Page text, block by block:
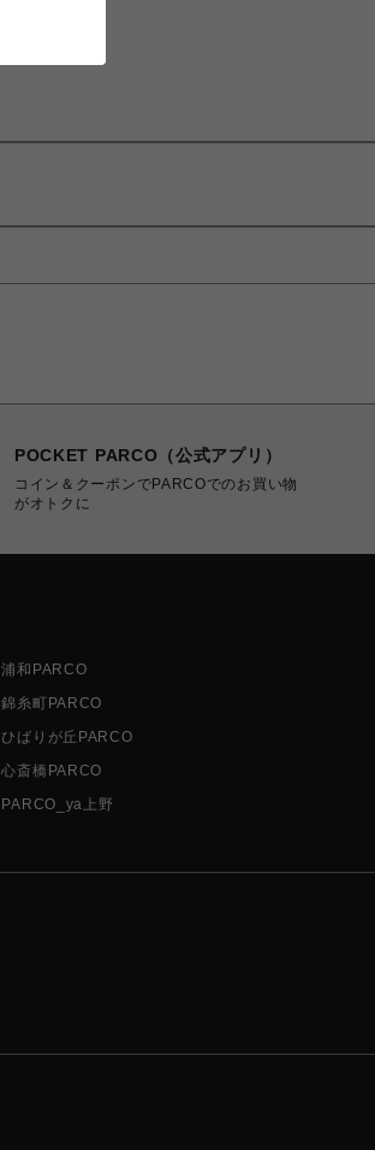
POCKET PARCO（公式アプリ）
コイン＆クーポンでPARCOでのお買い物
がオトクに
浦和PARCO
錦糸町PARCO
ひばりが丘PARCO
心斎橋PARCO
PARCO_ya上野